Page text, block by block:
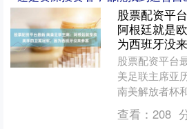
值的市场资讯。
股票配资平
阿根廷就是
为西班牙没
股票配资平台
美足联主席亚
南美解放者杯
后在接受采访
杯。 多明格斯
查看： 208